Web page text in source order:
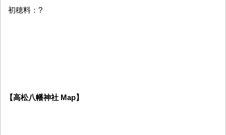
初穂料：?
【高松八幡神社 Map】